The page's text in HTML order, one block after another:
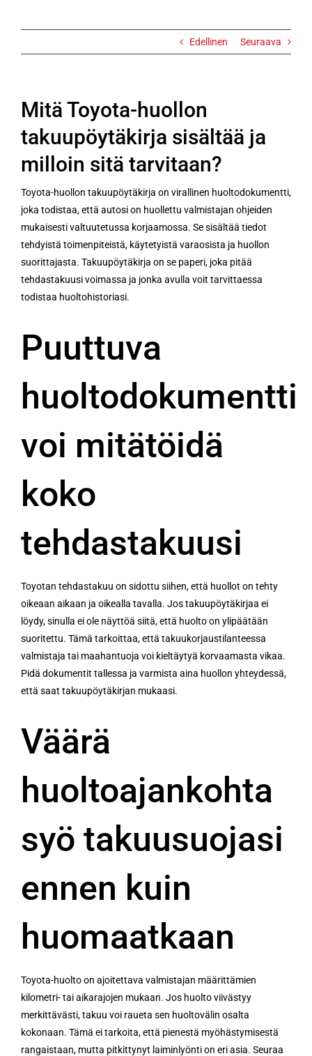
Edellinen Seuraava
Mitä Toyota-huollon
takuupöytäkirja sisältää ja
milloin sitä tarvitaan?
Toyota-huollon takuupöytäkirja on virallinen huoltodokumentti,
joka todistaa, että autosi on huollettu valmistajan ohjeiden
mukaisesti valtuutetussa korjaamossa. Se sisältää tiedot
tehdyistä toimenpiteistä, käytetyistä varaosista ja huollon
suorittajasta. Takuupöytäkirja on se paperi, joka pitää
tehdastakuusi voimassa ja jonka avulla voit tarvittaessa
todistaa huoltohistoriasi.
Puuttuva
huoltodokumentti
voi mitätöidä
koko
tehdastakuusi
Toyotan tehdastakuu on sidottu siihen, että huollot on tehty
oikeaan aikaan ja oikealla tavalla. Jos takuupöytäkirjaa ei
löydy, sinulla ei ole näyttöä siitä, että huolto on ylipäätään
suoritettu. Tämä tarkoittaa, että takuukorjaustilanteessa
valmistaja tai maahantuoja voi kieltäytyä korvaamasta vikaa.
Pidä dokumentit tallessa ja varmista aina huollon yhteydessä,
että saat takuupöytäkirjan mukaasi.
Väärä
huoltoajankohta
syö takuusuojasi
ennen kuin
huomaatkaan
Toyota-huolto on ajoitettava valmistajan määrittämien
kilometri- tai aikarajojen mukaan. Jos huolto viivästyy
merkittävästi, takuu voi raueta sen huoltovälin osalta
kokonaan. Tämä ei tarkoita, että pienestä myöhästymisestä
rangaistaan, mutta pitkittynyt laiminlyönti on eri asia. Seuraa